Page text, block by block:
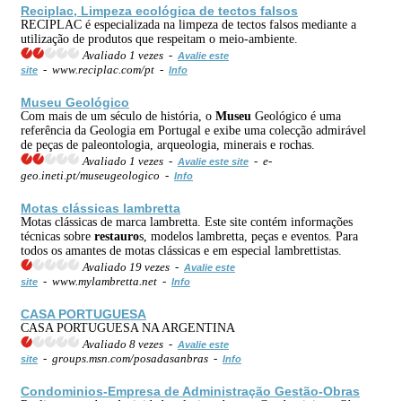
Reciplac, Limpeza ecológica de tectos falsos
RECIPLAC é especializada na limpeza de tectos falsos mediante a
utilização de produtos que respeitam o meio-ambiente.
Avaliado 1 vezes - Avalie este
site - www.reciplac.com/pt - Info
Museu Geológico
Com mais de um século de história, o Museu Geológico é uma
referência da Geologia em Portugal e exibe uma colecção admirável
de peças de paleontologia, arqueologia, minerais e rochas.
Avaliado 1 vezes - Avalie este site - e-
geo.ineti.pt/museugeologico - Info
Motas clássicas lambretta
Motas clássicas de marca lambretta. Este site contém informações
técnicas sobre restauros, modelos lambretta, peças e eventos. Para
todos os amantes de motas clássicas e em especial lambrettistas.
Avaliado 19 vezes - Avalie este
site - www.mylambretta.net - Info
CASA PORTUGUESA
CASA PORTUGUESA NA ARGENTINA
Avaliado 8 vezes - Avalie este
site - groups.msn.com/posadasanbras - Info
Condominios-Empresa de Administração Gestão-Obras